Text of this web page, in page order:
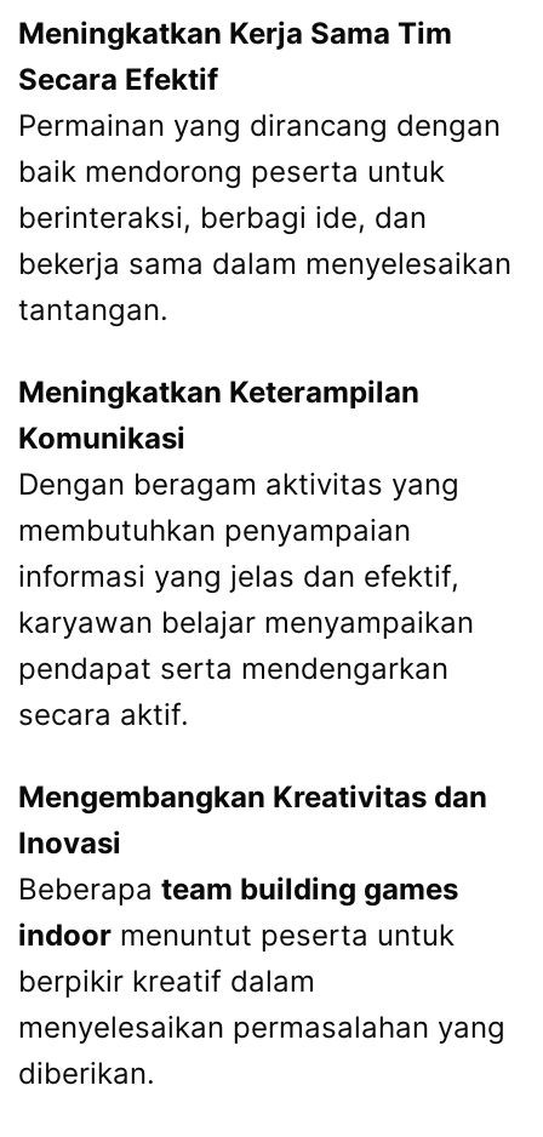
Meningkatkan Kerja Sama Tim
Secara Efektif
Permainan yang dirancang dengan
baik mendorong peserta untuk
berinteraksi, berbagi ide, dan
bekerja sama dalam menyelesaikan
tantangan.
Meningkatkan Keterampilan
Komunikasi
Dengan beragam aktivitas yang
membutuhkan penyampaian
informasi yang jelas dan efektif,
karyawan belajar menyampaikan
pendapat serta mendengarkan
secara aktif.
Mengembangkan Kreativitas dan
Inovasi
Beberapa team building games
indoor menuntut peserta untuk
berpikir kreatif dalam
menyelesaikan permasalahan yang
diberikan.